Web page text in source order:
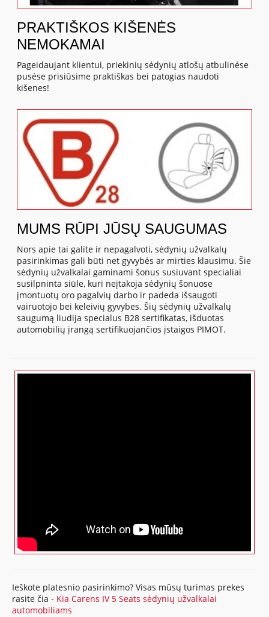
PRAKTIŠKOS KIŠENĖS
NEMOKAMAI
Pageidaujant klientui, priekinių sėdynių atlošų atbulinėse
pusėse prisiūsime praktiškas bei patogias naudoti
kišenes!
MUMS RŪPI JŪSŲ SAUGUMAS
Nors apie tai galite ir nepagalvoti, sėdynių užvalkalų
pasirinkimas gali būti net gyvybės ar mirties klausimu. Šie
sėdynių užvalkalai gaminami šonus susiuvant specialiai
susilpninta siūle, kuri neįtakoja sėdynių šonuose
įmontuotų oro pagalvių darbo ir padeda išsaugoti
vairuotojo bei keleivių gyvybes. Šių sėdynių užvalkalų
saugumą liudija specialus B28 sertifikatas, išduotas
automobilių įrangą sertifikuojančios įstaigos PIMOT.
Ieškote platesnio pasirinkimo? Visas mūsų turimas prekes
rasite čia - Kia Carens IV 5 Seats sėdynių užvalkalai
automobiliams